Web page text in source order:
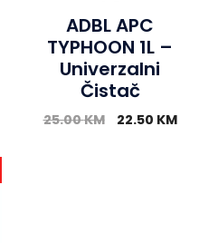
ADBL APC
TYPHOON 1L –
Univerzalni
Čistač
25.00KM 22.50 KM